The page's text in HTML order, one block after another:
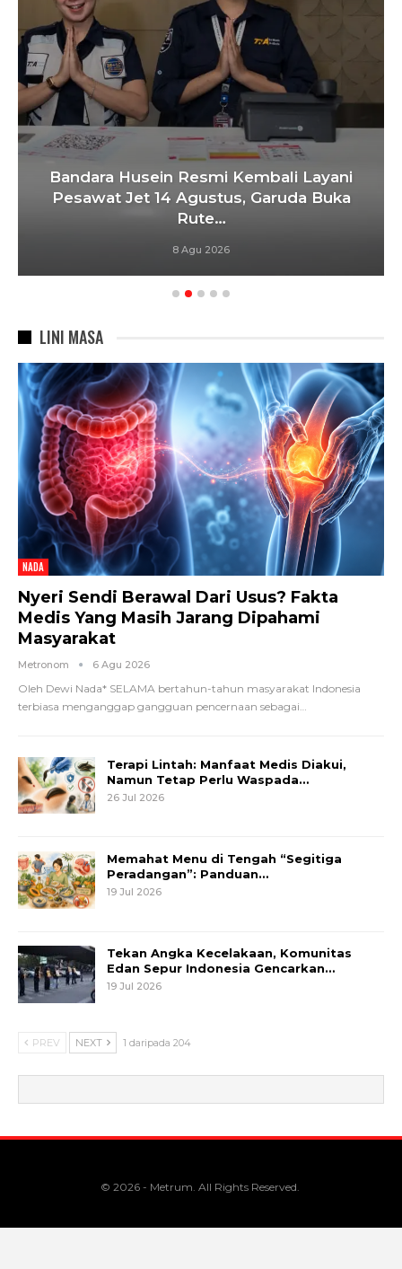
Bandara Husein Resmi Kembali Layani
Pesawat Jet 14 Agustus, Garuda Buka
Rute…
8 Agu 2026
LINI MASA
NADA
Nyeri Sendi Berawal Dari Usus? Fakta
Medis Yang Masih Jarang Dipahami
Masyarakat
Metronom 6 Agu 2026
Oleh Dewi Nada* SELAMA bertahun-tahun masyarakat Indonesia
terbiasa menganggap gangguan pencernaan sebagai
Terapi Lintah: Manfaat Medis Diakui,
Namun Tetap Perlu Waspada…
26 Jul 2026
Memahat Menu di Tengah “Segitiga
Peradangan”: Panduan…
19 Jul 2026
Tekan Angka Kecelakaan, Komunitas
Edan Sepur Indonesia Gencarkan…
19 Jul 2026
PREV NEXT 1 daripada 204
© 2026 - Metrum. All Rights Reserved.